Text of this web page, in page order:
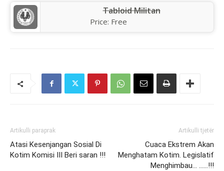
Tabloid Militan
Price: Free
Artikulli paraprak
Atasi Kesenjangan Sosial Di
Kotim Komisi III Beri saran !!!
Artikulli tjetër
Cuaca Ekstrem Akan
Menghatam Kotim. Legislatif
Menghimbau… ……!!!